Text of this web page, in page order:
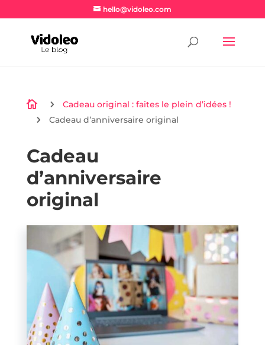
hello@vidoleo.com
 5
Cadeau original : faites le plein d’idées !
5
Cadeau d’anniversaire original
Cadeau
d’anniversaire
original